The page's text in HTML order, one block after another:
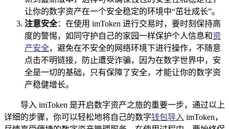
让你的数字资产在一个安全稳定的环境中“茁壮成长”。
注意安全：在使用 imToken 进行交易时，要时刻保持高
度的警惕，如同守护自己的家园一样保护个人信息和资
产安全，避免在不安全的网络环境下进行操作，不随意
点击不明链接，防止遭受诈骗，因为在数字世界中，安
全是一切的基础，只有保障了安全，才能让你的数字资
产稳健增长。
导入 imToken 是开启数字资产之旅的重要一步，通过以上
详细的步骤，你可以轻松地将自己的数字钱包导入 imToken，